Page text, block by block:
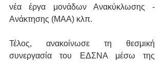
νέα έργα μονάδων Ανακύκλωσης -
Ανάκτησης (ΜΑΑ) κλπ.
Τέλος, ανακοίνωσε τη θεσμική
συνεργασία του ΕΔΣΝΑ μέσω της